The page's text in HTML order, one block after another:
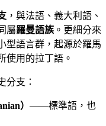
，與法語、義大利語、
屬羅曼語族 。更細分來
語言群，起源於羅馬
使用的拉丁語。
分支：
） ——標準語，也